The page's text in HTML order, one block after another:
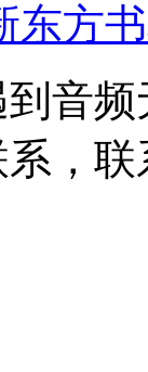
东方
音
，联